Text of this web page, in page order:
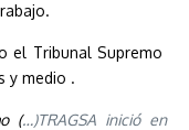
el Tribunal Supremo
y medio .
(…)TRAGSA inició en